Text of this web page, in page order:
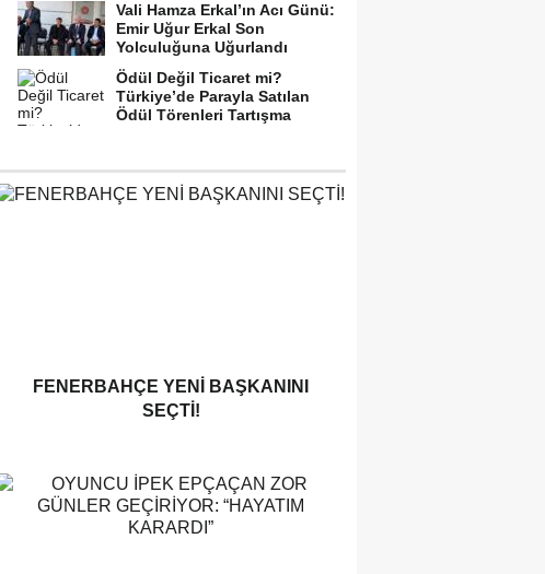
Vali Hamza Erkal’ın Acı Günü:
Emir Uğur Erkal Son
Yolculuğuna Uğurlandı
Ödül Değil Ticaret mi?
Türkiye’de Parayla Satılan
Ödül Törenleri Tartışma
FENERBAHÇE YENI BAŞKANINI
SEÇTI!